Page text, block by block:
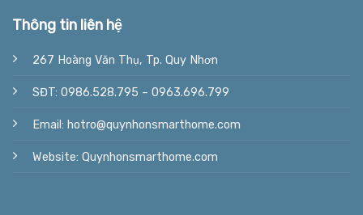
Thông tin liên hệ
267 Hoàng Văn Thụ, Tp. Quy Nhơn
SĐT: 0986.528.795 – 0963.696.799
Email: hotro@quynhonsmarthome.com
Website: Quynhonsmarthome.com